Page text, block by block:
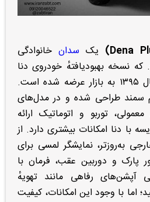
یک سدانخانوادگی
نسخه بهبود‌یافتهٔ خودروی دنا
محسوب می‌شود و از سال ۱۳۹۵ به بازار عرضه شده است.
سمند طراحی شده و در مدل‌های
توربو و اتوماتیک ارائه
با دنا امکانات بیشتری دارد. از
به‌روزتر، نمایشگر لمسی برای
پارک و دوربین عقب، فرمان با
آپشن‌های رفاهی مانند تهویهٔ
اما با وجود این امکانات، کیفیت